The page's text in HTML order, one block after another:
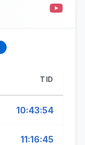
TID
10:43:54
11:16:45